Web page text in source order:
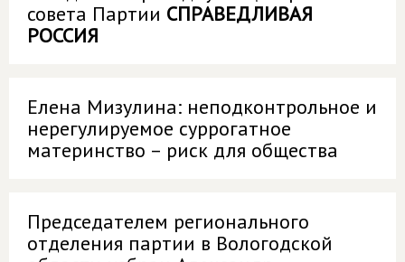
совета Партии СПРАВЕДЛИВАЯ
РОССИЯ
Елена Мизулина: неподконтрольное и
нерегулируемое суррогатное
материнство – риск для общества
Председателем регионального
отделения партии в Вологодской